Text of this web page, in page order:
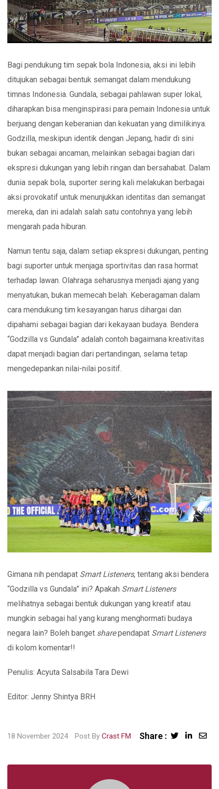
Bagi pendukung tim sepak bola Indonesia, aksi ini lebih
ditujukan sebagai bentuk semangat dalam mendukung
timnas Indonesia. Gundala, sebagai pahlawan super lokal,
diharapkan bisa menginspirasi para pemain Indonesia untuk
berjuang dengan keberanian dan kekuatan yang dimilikinya.
Godzilla, meskipun identik dengan Jepang, hadir di sini
bukan sebagai ancaman, melainkan sebagai bagian dari
ekspresi dukungan yang lebih ringan dan bersahabat. Dalam
dunia sepak bola, suporter sering kali melakukan berbagai
aksi provokatif untuk menunjukkan identitas dan semangat
mereka, dan ini adalah salah satu contohnya yang lebih
mengarah pada hiburan.
Namun tentu saja, dalam setiap ekspresi dukungan, penting
bagi suporter untuk menjaga sportivitas dan rasa hormat
terhadap lawan. Olahraga seharusnya menjadi ajang yang
menyatukan, bukan memecah belah. Keberagaman dalam
cara mendukung tim kesayangan harus dihargai dan
dipahami sebagai bagian dari kekayaan budaya. Bendera
“Godzilla vs Gundala” adalah contoh bagaimana kreativitas
dapat menjadi bagian dari pertandingan, selama tetap
mengedepankan nilai-nilai positif.
Gimana nih pendapat Smart Listeners, tentang aksi bendera
“Godzilla vs Gundala” ini? Apakah Smart Listeners
melihatnya sebagai bentuk dukungan yang kreatif atau
mungkin sebagai hal yang kurang menghormati budaya
negara lain? Boleh banget sharependapat Smart Listeners
di kolom komentar!!
Penulis: Acyuta Salsabila Tara Dewi
Editor: Jenny Shintya BRH
18 November 2024 Post By Crast FM Share :